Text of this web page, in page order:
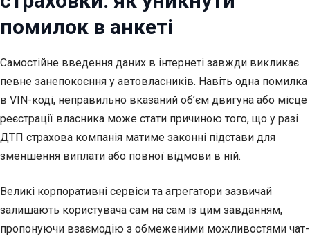
помилок в анкеті
Самостійне введення даних в інтернеті завжди викликає
певне занепокоєння у автовласників. Навіть одна помилка
в VIN-коді, неправильно вказаний об’єм двигуна або місце
реєстрації власника може стати причиною того, що у разі
ДТП страхова компанія матиме законні підстави для
зменшення виплати або повної відмови в ній.
Великі корпоративні сервіси та агрегатори зазвичай
залишають користувача сам на сам із цим завданням,
пропонуючи взаємодію з обмеженими можливостями чат-